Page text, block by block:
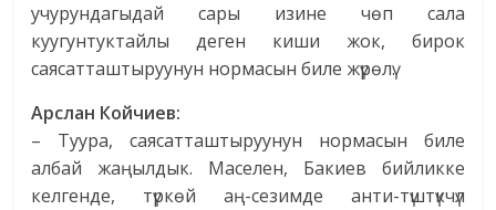
учурундагыдай сары изине чөп сала
куугунтуктайлы деген киши жок, бирок
саясатташтыруунун нормасын биле жүрөлү.
Арслан Койчиев:
– Туура, саясатташтыруунун нормасын биле
албай жаңылдык. Маселен, Бакиев бийликке
келгенде, түркөй аң-сезимде анти-түштүкчүл